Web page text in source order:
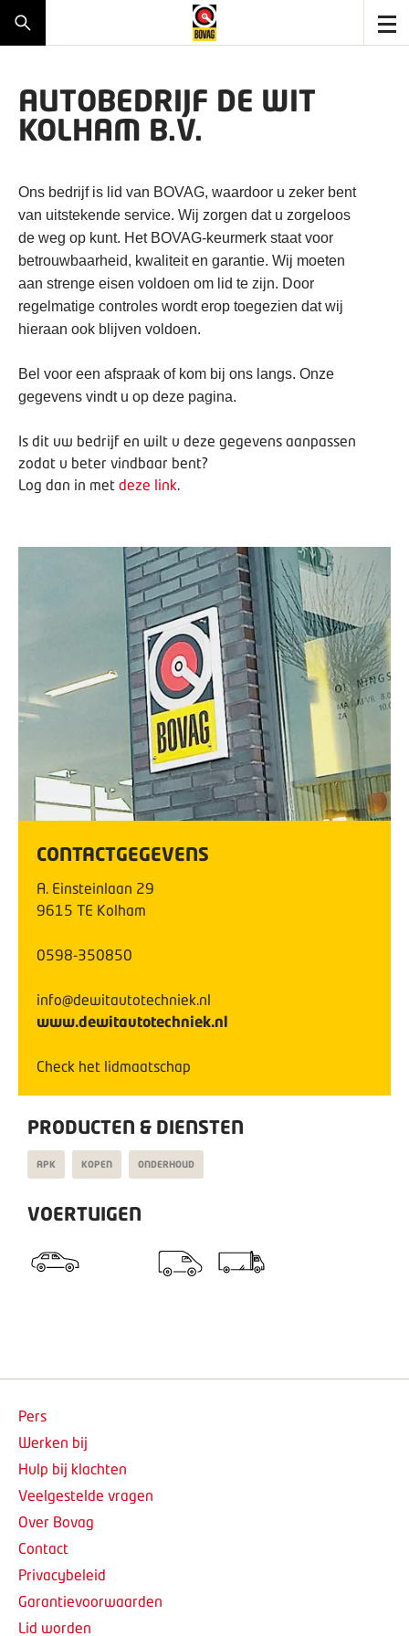
AUTOBEDRIJF DE WIT
KOLHAM B.V.
Ons bedrijf is lid van BOVAG, waardoor u zeker bent
van uitstekende service. Wij zorgen dat u zorgeloos
de weg op kunt. Het BOVAG-keurmerk staat voor
betrouwbaarheid, kwaliteit en garantie. Wij moeten
aan strenge eisen voldoen om lid te zijn. Door
regelmatige controles wordt erop toegezien dat wij
hieraan ook blijven voldoen.
Bel voor een afspraak of kom bij ons langs. Onze
gegevens vindt u op deze pagina.
Is dit uw bedrijf en wilt u deze gegevens aanpassen
zodat u beter vindbaar bent?
Log dan in met deze link.
CONTACTGEGEVENS
A. Einsteinlaan 29
9615 TE Kolham
0598-350850
info@dewitautotechniek.nl
www.dewitautotechniek.nl
Check het lidmaatschap
PRODUCTEN & DIENSTEN
APK KOPEN ONDERHOUD
VOERTUIGEN
Pers
Werken bij
Hulp bij klachten
Veelgestelde vragen
Over Bovag
Contact
Privacybeleid
Garantievoorwaarden
Lid worden